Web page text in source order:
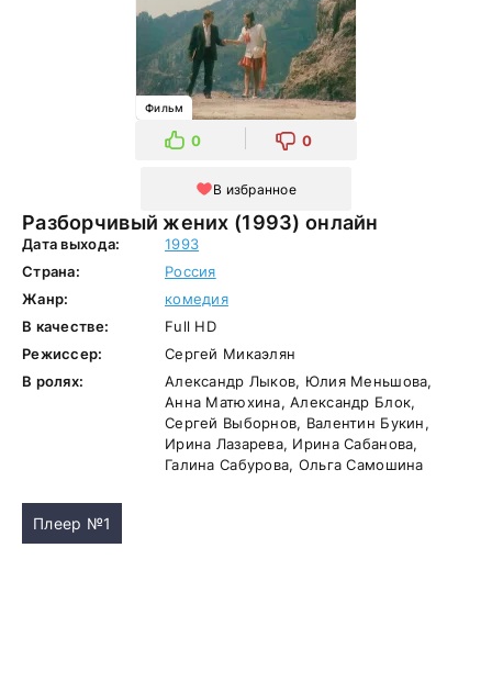
Разборчивый жених (1993) онлайн
Фильм
0 0
В избранное
Дата выхода:
1993
Страна:
Россия
Жанр:
комедия
В качестве:
Full HD
Режиссер:
Сергей Микаэлян
В ролях:
Александр Лыков, Юлия Меньшова,
Анна Матюхина, Александр Блок,
Сергей Выборнов, Валентин Букин,
Ирина Лазарева, Ирина Сабанова,
Галина Сабурова, Ольга Самошина
Плеер №1